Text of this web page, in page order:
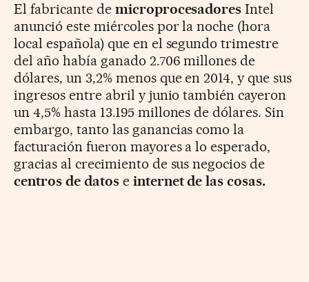
El fabricante de microprocesadores Intel
anunció este miércoles por la noche (hora
local española) que en el segundo trimestre
del año había ganado 2.706 millones de
dólares, un 3,2% menos que en 2014, y que sus
ingresos entre abril y junio también cayeron
un 4,5% hasta 13.195 millones de dólares. Sin
embargo, tanto las ganancias como la
facturación fueron mayores a lo esperado,
gracias al crecimiento de sus negocios de
centros de datose internet de las cosas.